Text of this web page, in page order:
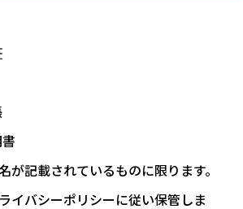
記載されているものに限ります。
イバシーポリシーに従い保管しま